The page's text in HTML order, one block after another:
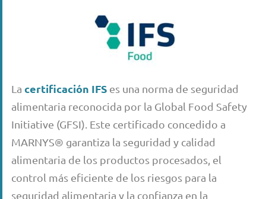
La certificación IFS es una norma de seguridad
alimentaria reconocida por la Global Food Safety
Initiative (GFSI). Este certificado concedido a
MARNYS® garantiza la seguridad y calidad
alimentaria de los productos procesados, el
control más eficiente de los riesgos para la
seguridad alimentaria y la confianza en la